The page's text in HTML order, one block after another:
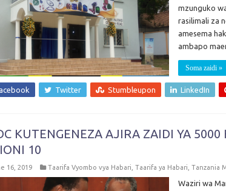
mzunguko
rasilimali za
amesema
ambapo
Soma zaidi »
Twitter Stumbleupon LinkedIn
KUTENGENEZA AJIRA ZAIDI YA
10
16, 2019 Taarifa Vyombo vya Habari Taarifa ya Habari Tanzania
Waziri wa